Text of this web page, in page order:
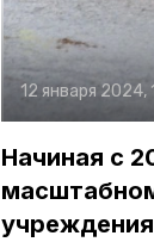
12 января 2024,
Начиная с